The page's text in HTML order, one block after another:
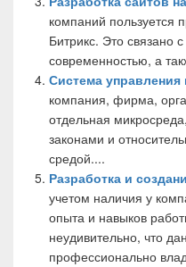
компаний пользуется
Битрикс. Это связано
современностью, а
Система управления
компания, фирма,
отдельная
законами и
средой....
Разработка и
учетом наличия у
опыта и навыков
неудивительно, что
профессионально